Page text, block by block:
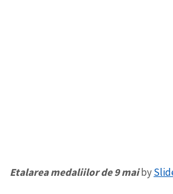
Etalarea medaliilor de 9 maiby